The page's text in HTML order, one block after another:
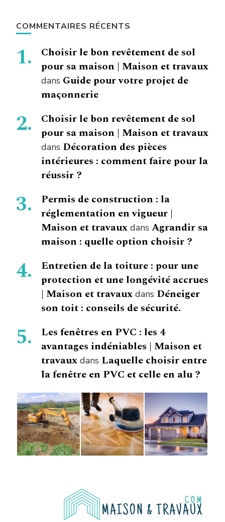
COMMENTAIRES RÉCENTS
Choisir le bon revêtement de sol
pour sa maison | Maison et travaux
dans Guide pour votre projet de
maçonnerie
Choisir le bon revêtement de sol
pour sa maison | Maison et travaux
dans Décoration des pièces
intérieures : comment faire pour la
réussir ?
Permis de construction : la
réglementation en vigueur |
Maison et travaux dans Agrandir sa
maison : quelle option choisir ?
Entretien de la toiture : pour une
protection et une longévité accrues
| Maison et travaux dans Déneiger
son toit : conseils de sécurité.
Les fenêtres en PVC : les 4
avantages indéniables | Maison et
travaux dans Laquelle choisir entre
la fenêtre en PVC et celle en alu ?